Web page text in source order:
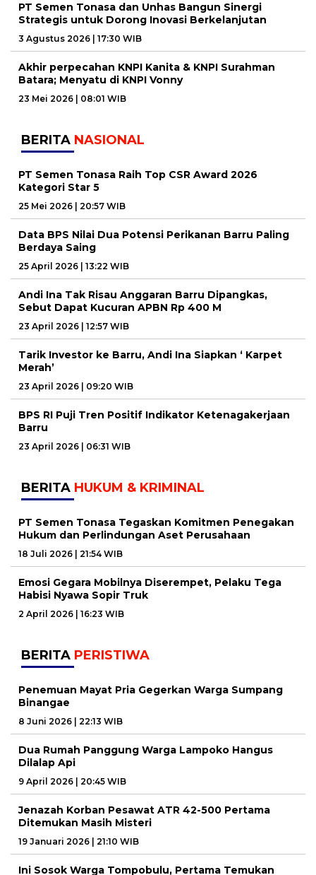
PT Semen Tonasa dan Unhas Bangun Sinergi
Strategis untuk Dorong Inovasi Berkelanjutan
3 Agustus 2026 | 17:30 WIB
Akhir perpecahan KNPI Kanita & KNPI Surahman
Batara; Menyatu di KNPI Vonny
23 Mei 2026 | 08:01 WIB
BERITA NASIONAL
PT Semen Tonasa Raih Top CSR Award 2026
Kategori Star 5
25 Mei 2026 | 20:57 WIB
Data BPS Nilai Dua Potensi Perikanan Barru Paling
Berdaya Saing
25 April 2026 | 13:22 WIB
Andi Ina Tak Risau Anggaran Barru Dipangkas,
Sebut Dapat Kucuran APBN Rp 400 M
23 April 2026 | 12:57 WIB
Tarik Investor ke Barru, Andi Ina Siapkan ‘ Karpet
Merah’
23 April 2026 | 09:20 WIB
BPS RI Puji Tren Positif Indikator Ketenagakerjaan
Barru
23 April 2026 | 06:31 WIB
BERITA HUKUM & KRIMINAL
PT Semen Tonasa Tegaskan Komitmen Penegakan
Hukum dan Perlindungan Aset Perusahaan
18 Juli 2026 | 21:54 WIB
Emosi Gegara Mobilnya Diserempet, Pelaku Tega
Habisi Nyawa Sopir Truk
2 April 2026 | 16:23 WIB
BERITA PERISTIWA
Penemuan Mayat Pria Gegerkan Warga Sumpang
Binangae
8 Juni 2026 | 22:13 WIB
Dua Rumah Panggung Warga Lampoko Hangus
Dilalap Api
9 April 2026 | 20:45 WIB
Jenazah Korban Pesawat ATR 42-500 Pertama
Ditemukan Masih Misteri
19 Januari 2026 | 21:10 WIB
Ini Sosok Warga Tompobulu, Pertama Temukan